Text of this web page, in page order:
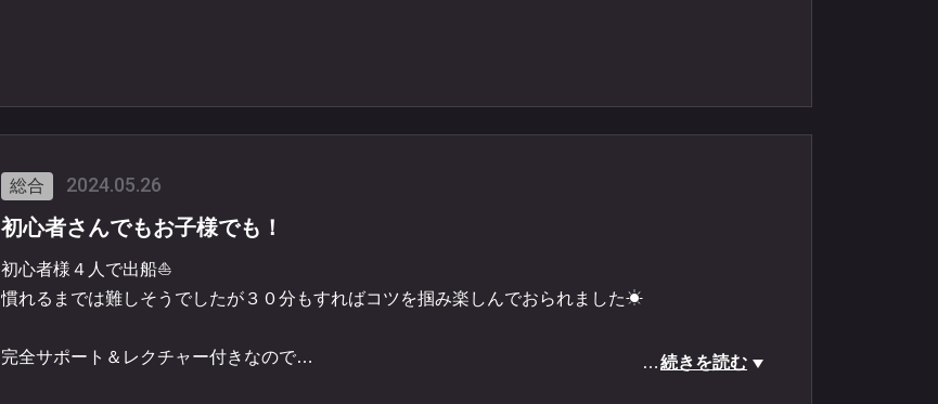
ンハタ
総合 2024.05.26
初心者さんでもお子様でも！
初心者様４人で出船⛵
慣れるまでは難しそうでしたが３０分もすればコツを掴み楽しんでおられました☀
完全サポート＆レクチャー付きなので
…続きを読む